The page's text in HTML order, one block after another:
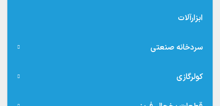
ابزارآلات
سردخانه صنعتی
کولرگازی